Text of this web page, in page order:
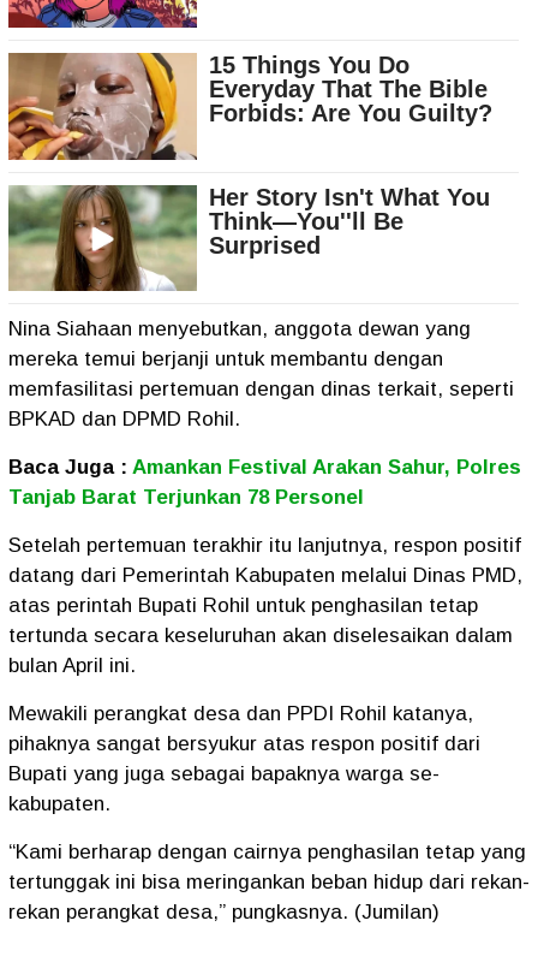
Nina Siahaan menyebutkan, anggota dewan yang
mereka temui berjanji untuk membantu dengan
memfasilitasi pertemuan dengan dinas terkait, seperti
BPKAD dan DPMD Rohil.
Baca Juga : Amankan Festival Arakan Sahur, Polres
Tanjab Barat Terjunkan 78 Personel
Setelah pertemuan terakhir itu lanjutnya, respon positif
datang dari Pemerintah Kabupaten melalui Dinas PMD,
atas perintah Bupati Rohil untuk penghasilan tetap
tertunda secara keseluruhan akan diselesaikan dalam
bulan April ini.
Mewakili perangkat desa dan PPDI Rohil katanya,
pihaknya sangat bersyukur atas respon positif dari
Bupati yang juga sebagai bapaknya warga se-
kabupaten.
“Kami berharap dengan cairnya penghasilan tetap yang
tertunggak ini bisa meringankan beban hidup dari rekan-
rekan perangkat desa,” pungkasnya. (Jumilan)